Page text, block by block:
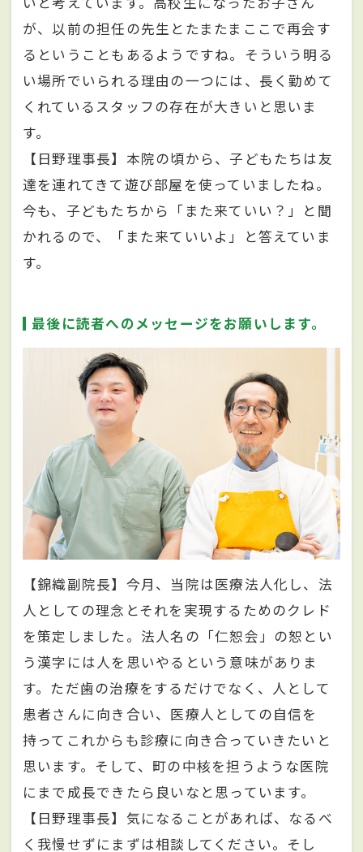
が、以前の担任の先生とたまたまここで再会す
るということもあるようですね。そういう明る
い場所でいられる理由の一つには、長く勤めて
くれているスタッフの存在が大きいと思いま
す。
【日野理事長】本院の頃から、子どもたちは友
達を連れてきて遊び部屋を使っていましたね。
今も、子どもたちから「また来ていい？」と聞
かれるので、「また来ていいよ」と答えていま
す。
最後に読者へのメッセージをお願いします。
【錦織副院長】今月、当院は医療法人化し、法
人としての理念とそれを実現するためのクレド
を策定しました。法人名の「仁恕会」の恕とい
う漢字には人を思いやるという意味がありま
す。ただ歯の治療をするだけでなく、人として
患者さんに向き合い、医療人としての自信を
持ってこれからも診療に向き合っていきたいと
思います。そして、町の中核を担うような医院
にまで成長できたら良いなと思っています。
【日野理事長】気になることがあれば、なるべ
く我慢せずにまずは相談してください。そし